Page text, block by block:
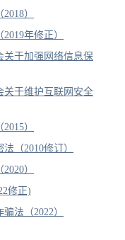
）
年修正）
关于加强网络信息保
关于维护互联网安全
）
（2010修订）
）
修正)
法（2022）